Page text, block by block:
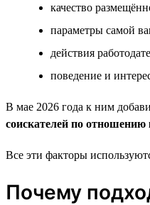
качество
параметры самой
действия
поведение и
В мае 2026 года к ним
соискателей по
Все эти факторы
Почему